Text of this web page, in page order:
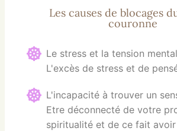
Les causes de blocages
couronne
Le stress et la tension
L'excès de stress et de
L'incapacité à trouver un
Etre déconnecté de votre
spiritualité et de ce fait